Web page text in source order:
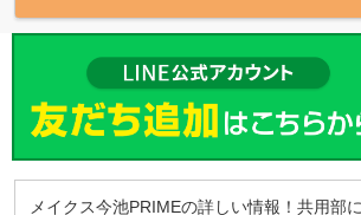
メイクス今池PRIMEの詳しい情報！共用部